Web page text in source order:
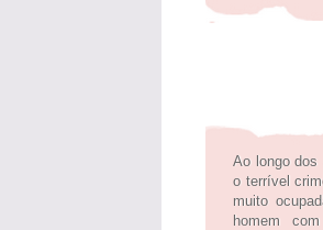
A
Ao longo dos
o terrível
muito
homem